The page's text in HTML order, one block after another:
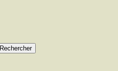
Rechercher